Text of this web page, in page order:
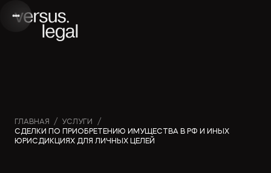
Интеллектуальная
собственность
Вебинары и
видео
ГЛАВНАЯ / УСЛУГИ
/
СДЕЛКИ ПО ПРИОБРЕТЕНИЮ ИМУЩЕСТВА В РФ И ИНЫХ
ЮРИСДИКЦИЯХ ДЛЯ ЛИЧНЫХ ЦЕЛЕЙ